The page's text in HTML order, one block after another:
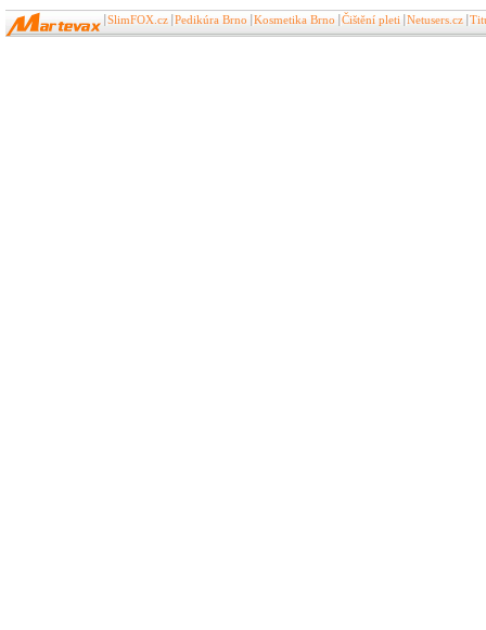
SlimFOX.cz Pedikúra Brno Kosmetika Brno Čištění pleti Netusers.cz